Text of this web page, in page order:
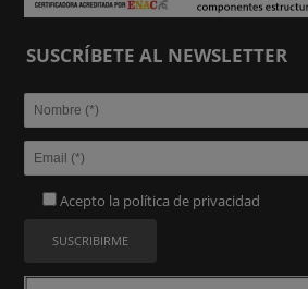
SUSCRÍBETE AL NEWSLETTER
Acepto la política de privacidad